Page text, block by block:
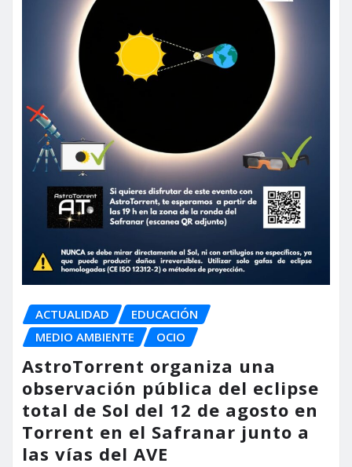
ACTUALIDAD
EDUCACIÓN
MEDIO AMBIENTE
OCIO
AstroTorrent organiza una
observación pública del eclipse
total de Sol del 12 de agosto en
Torrent en el Safranar junto a
las vías del AVE